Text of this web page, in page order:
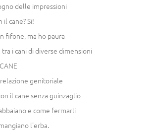
delle impressioni
il cane? Si!
fifone, ma ho paura
i cani di diverse dimensioni
genitoriale
il cane senza guinzaglio
e come fermarli
l'erba.